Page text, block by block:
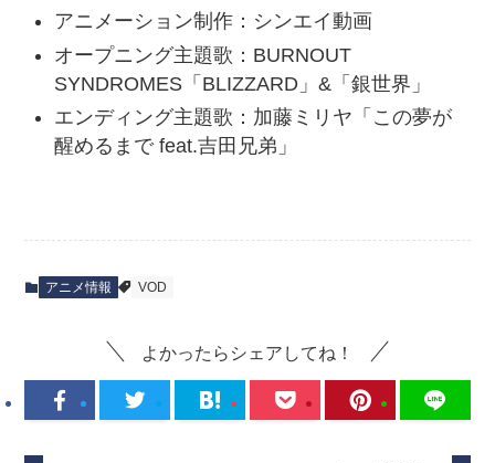
アニメーション制作：シンエイ動画
オープニング主題歌：BURNOUT
SYNDROMES「BLIZZARD」&「銀世界」
エンディング主題歌：加藤ミリヤ「この夢が
醒めるまで feat.吉田兄弟」
アニメ情報 VOD
よかったらシェアしてね！